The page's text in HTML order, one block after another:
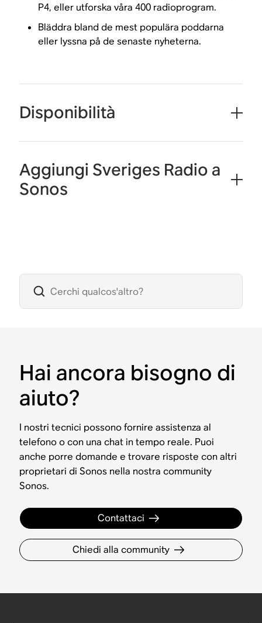
P4, eller utforska våra 400 radioprogram.
Bläddra bland de mest populära poddarna
eller lyssna på de senaste nyheterna.
Disponibilità
Aggiungi Sveriges Radio a
Sonos
Hai ancora bisogno di
aiuto?
I nostri tecnici possono fornire assistenza al
telefono o con una chat in tempo reale. Puoi
anche porre domande e trovare risposte con altri
proprietari di Sonos nella nostra community
Sonos.
Contattaci
Chiedi alla community